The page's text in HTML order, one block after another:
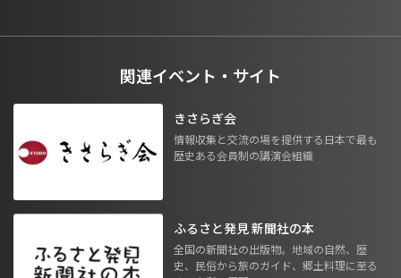
関連イベント・サイト
きさらぎ会
情報収集と交流の場を提供する日本で最も
歴史ある会員制の講演会組織
ふるさと発見 新聞社の本
全国の新聞社の出版物。地域の自然、歴
史、民俗から旅のガイド、郷土料理に至る